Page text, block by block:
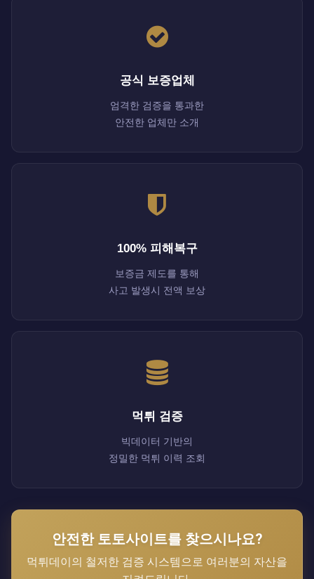
공식 보증업체
엄격한 검증을 통과한
안전한 업체만 소개
100% 피해복구
보증금 제도를 통해
사고 발생시 전액 보상
먹튀 검증
빅데이터 기반의
정밀한 먹튀 이력 조회
안전한 토토사이트를 찾으시나요?
먹튀데이의 철저한 검증 시스템으로 여러분의 자산을